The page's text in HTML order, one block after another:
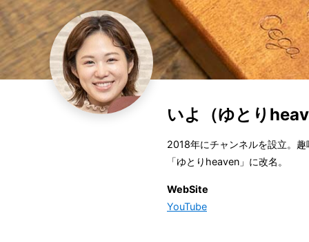
いよ（ゆとり
2018年にチャンネルを設立。
「ゆとりheaven」に改名。
WebSite
YouTube